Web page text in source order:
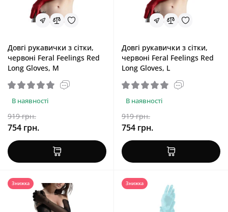
Довгі рукавички з сітки,
червоні Feral Feelings Red
Long Gloves, M
В наявності
919 грн.
754 грн.
Довгі рукавички з сітки,
червоні Feral Feelings Red
Long Gloves, L
В наявності
919 грн.
754 грн.
Знижка Знижка